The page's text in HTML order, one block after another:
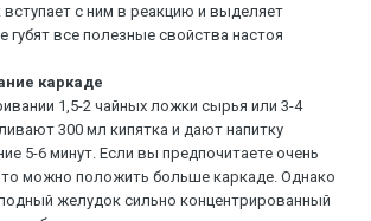
с ним в реакцию и выделяет
губят все полезные свойства настоя
каркаде
1,5-2 чайных ложки сырья или 3-4
300 мл кипятка и дают напитку
5-6 минут. Если вы предпочитаете очень
можно положить больше каркаде. Однако
желудок сильно концентрированный